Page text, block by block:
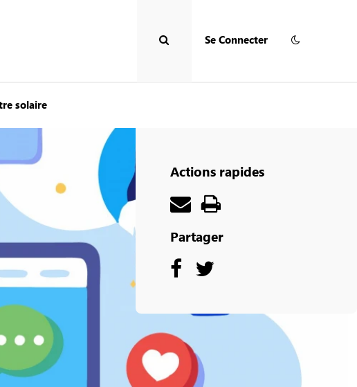
Se Connecter
solaire
Actions rapides
Partager